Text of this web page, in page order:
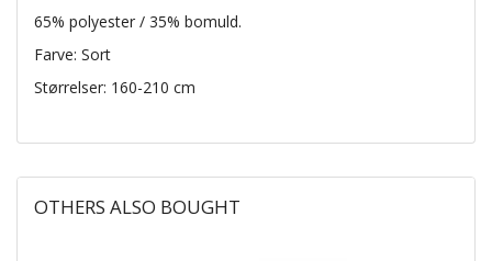
65% polyester / 35% bomuld.
Farve: Sort
Størrelser: 160-210 cm
OTHERS ALSO BOUGHT